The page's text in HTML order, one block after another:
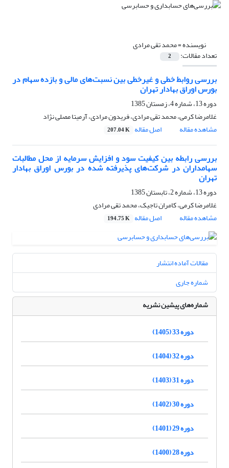
نویسنده =محمد تقی مرادی
تعداد مقالات: 2
بررسی روابط خطی و غیرخطی بین نسبت‌های مالی و بازده سهام در
بورس اوراق بهادار تهران
دوره 13، شماره 4، زمستان 1385
غلامرضا کرمی، محمد تقی مرادی، فریدون مرادی، آرمیتا مصلی نژاد
مشاهده مقاله
اصل مقاله 207.04 K
بررسی رابطه بین کیفیت سود و افزایش سرمایه از محل مطالبات
سهامداران در شرکت‌های پذیرفته شده در بورس اوراق بهادار
تهران
دوره 13، شماره 2، تابستان 1385
غلامرضا کرمی، کامران تاجیک، محمد تقی مرادی
مشاهده مقاله
اصل مقاله 194.75 K
مقالات آماده انتشار
شماره جاری
شماره‌های پیشین نشریه
دوره 33 (1405)
دوره 32 (1404)
دوره 31 (1403)
دوره 30 (1402)
دوره 29 (1401)
دوره 28 (1400)